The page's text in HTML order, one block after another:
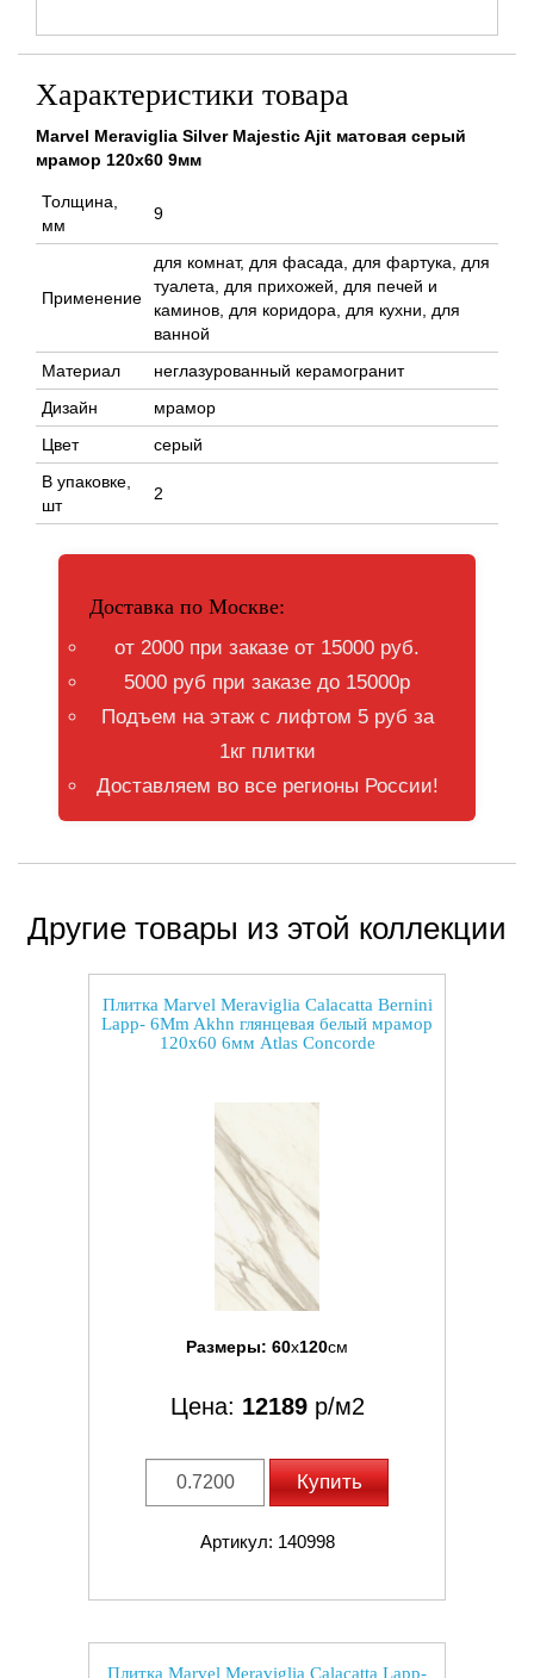
Характеристики товара
Marvel Meraviglia Silver Majestic Ajit матовая серый
мрамор 120x60 9мм
Толщина,
мм
9
Применение
для комнат, для фасада, для фартука, для
туалета, для прихожей, для печей и
каминов, для коридора, для кухни, для
ванной
Материал
неглазурованный керамогранит
Дизайн
мрамор
Цвет
серый
В упаковке,
шт
2
Доставка по Москве:
от 2000 при заказе от 15000 руб.
5000 руб при заказе до 15000р
Подъем на этаж с лифтом 5 руб за
1кг плитки
Доставляем во все регионы России!
Другие товары из этой коллекции
Плитка Marvel Meraviglia Calacatta Bernini
Lapp- 6Mm Akhn глянцевая белый мрамор
120x60 6мм Atlas Concorde
Размеры: 60x120см
Цена: 12189р/м2
Купить
Артикул: 140998
Плитка Marvel Meraviglia Calacatta Lapp-